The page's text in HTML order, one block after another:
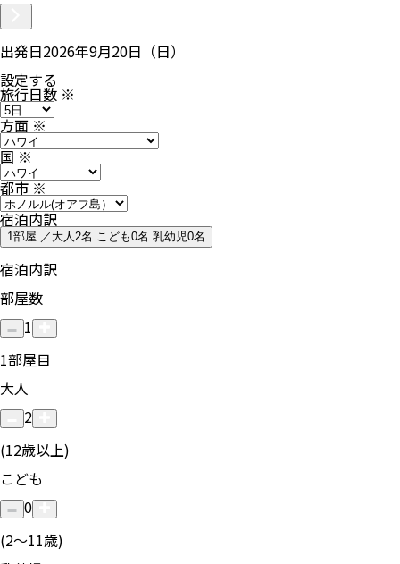
出発日2026年9月20日（日）
設定する
旅行日数 ※
方面※
国※
都市※
宿泊内訳
1部屋 ／大人2名 こども0名 乳幼児0名
宿泊内訳
部屋数
1
1部屋目
大人
2
(12歳以上)
こども
0
(2〜11歳)